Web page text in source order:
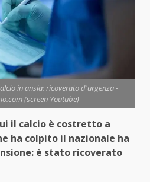
in ansia: ricoverato d'urgenza -
(screen Youtube)
il calcio è costretto a
ha colpito il nazionale ha
è stato ricoverato